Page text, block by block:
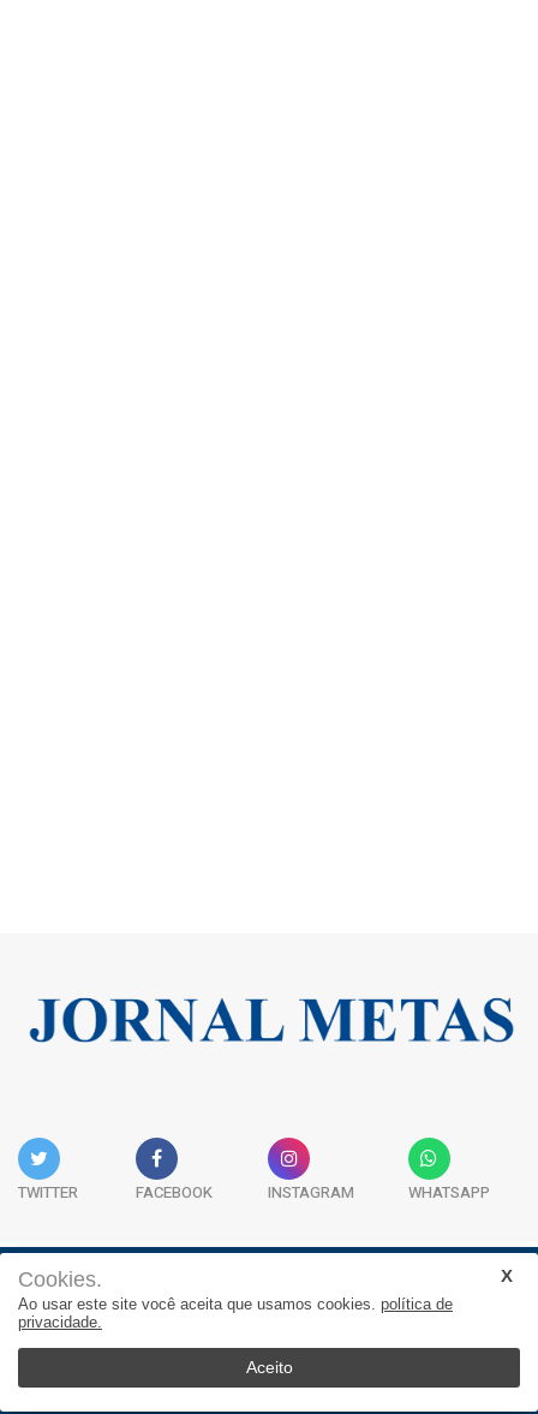
TWITTER FACEBOOK INSTAGRAM WHATSAPP
JORNAL METAS - Rua São José, 253, Sala 302, Centro
Cookies.
Ao usar este site você aceita que usamos cookies. política de
privacidade.
Aceito